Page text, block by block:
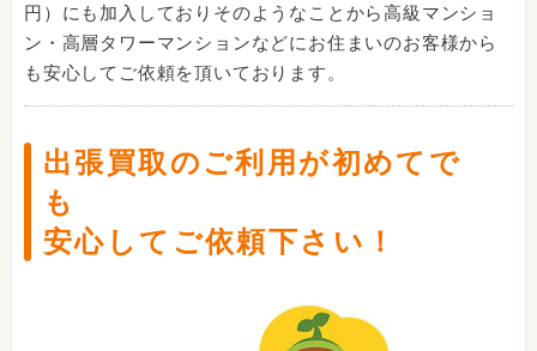
円）にも加入しておりそのようなことから高級マンショ
ン・高層タワーマンションなどにお住まいのお客様から
も安心してご依頼を頂いております。
出張買取のご利用が初めてで
も
安心してご依頼下さい！